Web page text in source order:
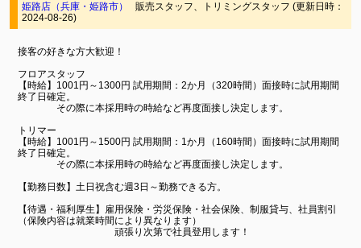
姫路店（兵庫・姫路市）
販売スタッフ、トリミングスタッフ (更新日時：
2024-08-26)
接客の好きな方大歓迎！
フロアスタッフ
【時給】1001円～1300円 試用期間：2か月（320時間）面接時に試用期間
終了日確定。
その際に本採用時の時給など再度面接し決定します。
トリマー
【時給】1001円～1500円 試用期間：1か月（160時間）面接時に試用期間
終了日確定。
その際に本採用時の時給など再度面接し決定します。
【勤務日数】土日祝含む週3日～勤務できる方。
【待遇・福利厚生】雇用保険・労災保険・社会保険、制服貸与、社員割引
（保険内容は就業時間により異なります）
頑張り次第で社員登用します！